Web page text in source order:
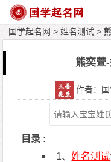
国学起名网 >姓名测试 >
熊奕萱
作者：
目录 :
1、姓名测试